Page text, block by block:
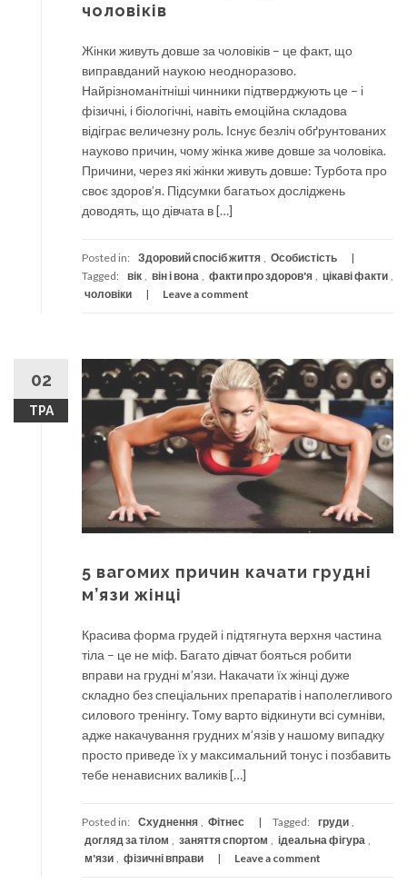
чоловіків
Жінки живуть довше за чоловіків – це факт, що
виправданий наукою неодноразово.
Найрізноманітніші чинники підтверджують це – і
фізичні, і біологічні, навіть емоційна складова
відіграє величезну роль. Існує безліч обґрунтованих
науково причин, чому жінка живе довше за чоловіка.
Причини, через які жінки живуть довше: Турбота про
своє здоров’я. Підсумки багатьох досліджень
доводять, що дівчата в […]
Posted in: Здоровий спосіб життя , Особистість
Tagged:
вік , він і вона , факти про здоров'я , цікаві факти ,
чоловіки
Leave a comment
02
ТРА
5 вагомих причин качати грудні
м’язи жінці
Красива форма грудей і підтягнута верхня частина
тіла – це не міф. Багато дівчат бояться робити
вправи на грудні м’язи. Накачати їх жінці дуже
складно без спеціальних препаратів і наполегливого
силового тренінгу. Тому варто відкинути всі сумніви,
адже накачування грудних м’язів у нашому випадку
просто приведе їх у максимальний тонус і позбавить
тебе ненависних валиків […]
Posted in: Схуднення Фітнес Tagged: груди
догляд за тілом
заняття спортом ідеальна фігура
м'язи
фізичні вправи Leave a comment